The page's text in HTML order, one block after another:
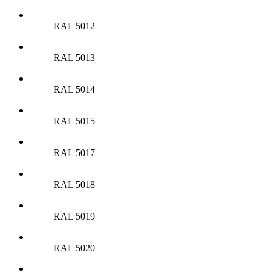
RAL 5012
RAL 5013
RAL 5014
RAL 5015
RAL 5017
RAL 5018
RAL 5019
RAL 5020